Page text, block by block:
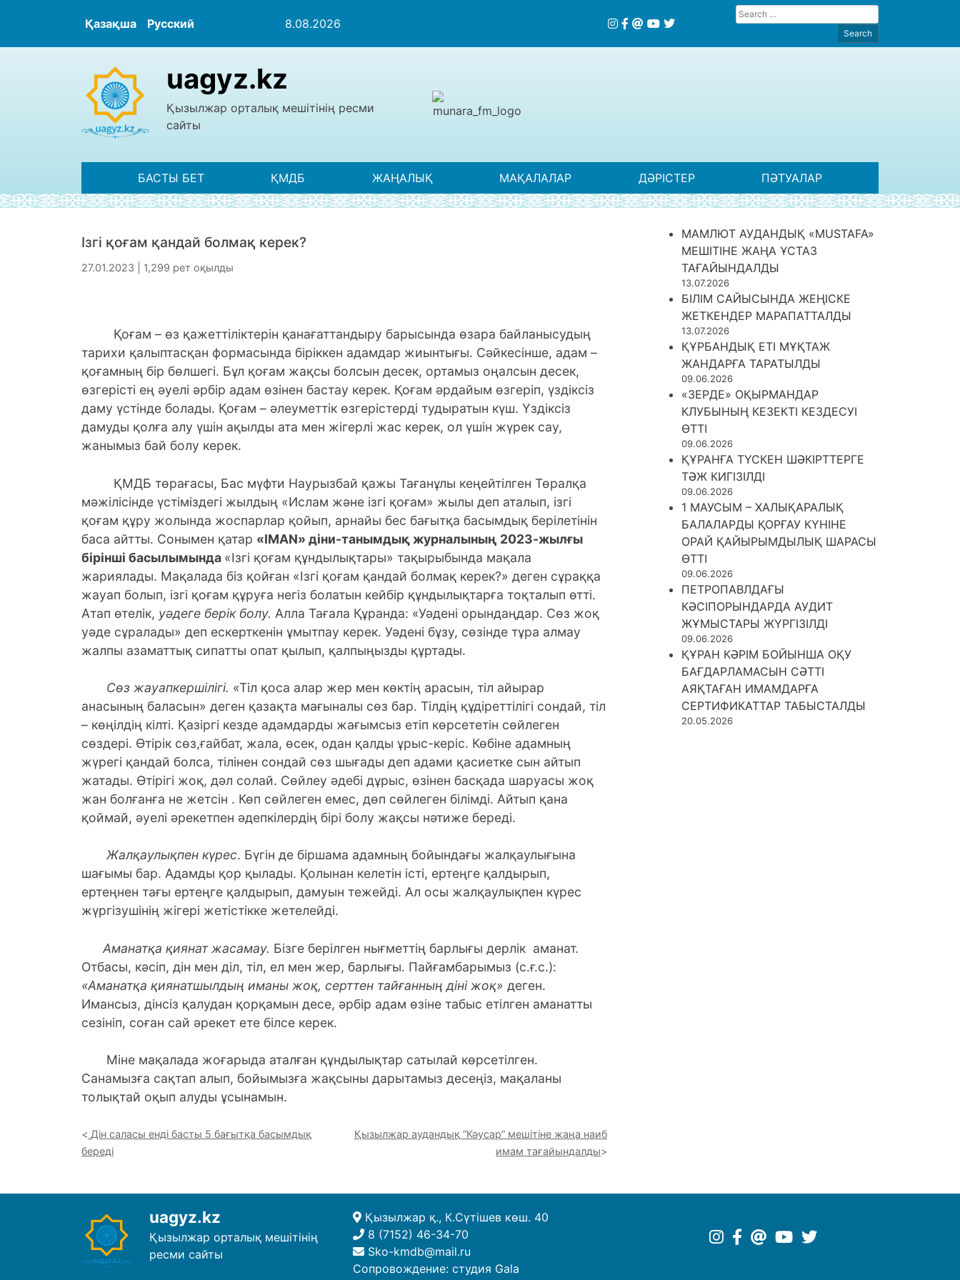
Қазақша Русский 8.08.2026
uagyz.kz
Қызылжар орталық мешітінің ресми
сайты
БАСТЫ БЕТ ҚМДБ ЖАҢАЛЫҚ МАҚАЛАЛАР ДӘРІСТЕР ПӘТУАЛАР
Ізгі қоғам қандай болмақ керек?
27.01.2023 | 1,299 рет оқылды
Қоғам – өз қажеттіліктерін қанағаттандыру барысында өзара байланысудың
тарихи қалыптасқан формасында біріккен адамдар жиынтығы. Сәйкесінше, адам –
қоғамның бір бөлшегі. Бұл қоғам жақсы болсын десек, ортамыз оңалсын десек,
өзгерісті ең әуелі әрбір адам өзінен бастау керек. Қоғам әрдайым өзгеріп, үздіксіз
даму үстінде болады. Қоғам – әлеуметтік өзгерістерді тудыратын күш. Үздіксіз
дамуды қолға алу үшін ақылды ата мен жігерлі жас керек, ол үшін жүрек сау,
жанымыз бай болу керек.
ҚМДБ төрағасы, Бас мүфти Наурызбай қажы Тағанұлы кеңейтілген Төралқа
мәжілісінде үстіміздегі жылдың «Ислам және ізгі қоғам» жылы деп аталып, ізгі
қоғам құру жолында жоспарлар қойып, арнайы бес бағытқа басымдық берілетінін
баса айтты. Сонымен қатар «IMAN» діни-танымдық журналының 2023-жылғы
бірінші басылымында «Ізгі қоғам құндылықтары» тақырыбында мақала
жариялады. Мақалада біз қойған «Ізгі қоғам қандай болмақ керек?» деген сұраққа
жауап болып, ізгі қоғам құруға негіз болатын кейбір құндылықтарға тоқталып өтті.
Атап өтелік, уәдеге берік болу. Алла Тағала Құранда: «Уәдені орындаңдар. Сөз жоқ
уәде сұралады» деп ескерткенін ұмытпау керек. Уәдені бұзу, сөзінде тұра алмау
жалпы азаматтық сипатты опат қылып, қалпыңызды құртады.
Сөз жауапкершілігі. «Тіл қоса алар жер мен көктің арасын, тіл айырар
анасының баласын» деген қазақта мағыналы сөз бар. Тілдің құдіреттілігі сондай, тіл
– көңілдің кілті. Қазіргі кезде адамдарды жағымсыз етіп көрсететін сөйлеген
сөздері. Өтірік сөз,ғайбат, жала, өсек, одан қалды ұрыс-керіс. Көбіне адамның
жүрегі қандай болса, тілінен сондай сөз шығады деп адами қасиетке сын айтып
жатады. Өтірігі жоқ, дәл солай. Сөйлеу әдебі дұрыс, өзінен басқада шаруасы жоқ
жан болғанға не жетсін . Көп сөйлеген емес, дөп сөйлеген білімді. Айтып қана
қоймай, әуелі әрекетпен әдепкілердің бірі болу жақсы нәтиже береді.
Жалқаулықпен күрес. Бүгін де біршама адамның бойындағы жалқаулығына
шағымы бар. Адамды қор қылады. Қолынан келетін істі, ертеңге қалдырып,
ертеңнен тағы ертеңге қалдырып, дамуын тежейді. Ал осы жалқаулықпен күрес
жүргізушінің жігері жетістікке жетелейді.
Аманатқа қиянат жасамау. Бізге берілген нығметтің барлығы дерлік аманат.
Отбасы, кәсіп, дін мен діл, тіл, ел мен жер, барлығы. Пайғамбарымыз (с.ғ.с.):
«Аманатқа қиянатшылдың иманы жоқ, серттен тайғанның діні жоқ» деген.
Имансыз, дінсіз қалудан қорқамын десе, әрбір адам өзіне табыс етілген аманатты
сезініп, соған сай әрекет ете білсе керек.
Міне мақалада жоғарыда аталған құндылықтар сатылай көрсетілген.
Санамызға сақтап алып, бойымызға жақсыны дарытамыз десеңіз, мақаланы
толықтай оқып алуды ұсынамын.
Дін саласы енді басты 5 бағытқа басымдық
береді
Қызылжар аудандық “Кәусар” мешітіне жаңа наиб
имам тағайындалды
МАМЛЮТ АУДАНДЫҚ «MUSTAFA»
МЕШІТІНЕ ЖАҢА ҰСТАЗ
ТАҒАЙЫНДАЛДЫ
13.07.2026
БІЛІМ САЙЫСЫНДА ЖЕҢІСКЕ
ЖЕТКЕНДЕР МАРАПАТТАЛДЫ
13.07.2026
ҚҰРБАНДЫҚ ЕТІ МҰҚТАЖ
ЖАНДАРҒА ТАРАТЫЛДЫ
09.06.2026
«ЗЕРДЕ» ОҚЫРМАНДАР
КЛУБЫНЫҢ КЕЗЕКТІ КЕЗДЕСУІ
ӨТТІ
09.06.2026
ҚҰРАНҒА ТҮСКЕН ШӘКІРТТЕРГЕ
ТӘЖ КИГІЗІЛДІ
09.06.2026
1 МАУСЫМ – ХАЛЫҚАРАЛЫҚ
БАЛАЛАРДЫ ҚОРҒАУ КҮНІНЕ
ОРАЙ ҚАЙЫРЫМДЫЛЫҚ ШАРАСЫ
ӨТТІ
09.06.2026
ПЕТРОПАВЛДАҒЫ
КӘСІПОРЫНДАРДА АУДИТ
ЖҰМЫСТАРЫ ЖҮРГІЗІЛДІ
09.06.2026
ҚҰРАН КӘРІМ БОЙЫНША ОҚУ
БАҒДАРЛАМАСЫН СӘТТІ
АЯҚТАҒАН ИМАМДАРҒА
СЕРТИФИКАТТАР ТАБЫСТАЛДЫ
20.05.2026
uagyz.kz
Қызылжар орталық мешітінің
ресми сайты
Қызылжар қ., К.Сүтішев көш. 40
8 (7152) 46-34-70
Sko-kmdb@mail.ru
Сопровождение: студия Gala